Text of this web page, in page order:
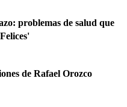
problemas de salud que
de Rafael Orozco